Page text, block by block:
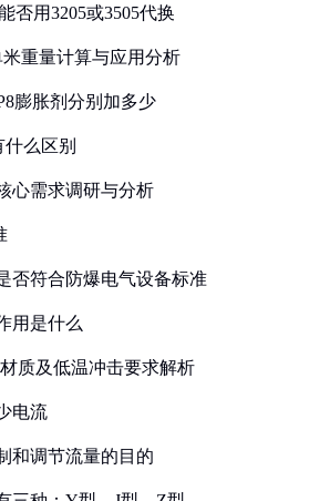
否用3205或3505代换
米重量计算与应用分析
膨胀剂分别加多少
什么区别
心需求调研与分析
否符合防爆电气设备标准
用是什么
质及低温冲击要求解析
电流
和调节流量的目的